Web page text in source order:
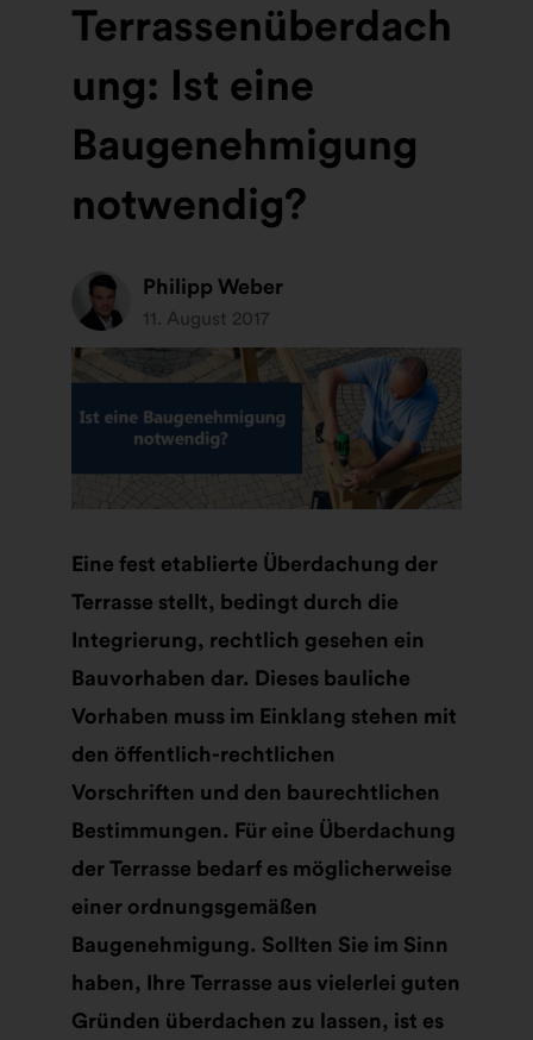
Terrassenüberdach
ung: Ist eine
Baugenehmigung
notwendig?
Philipp Weber
11. August 2017
Eine fest etablierte Überdachung der
Terrasse stellt, bedingt durch die
Integrierung, rechtlich gesehen ein
Bauvorhaben dar. Dieses bauliche
Vorhaben muss im Einklang stehen mit
den öffentlich-rechtlichen
Vorschriften und den baurechtlichen
Bestimmungen. Für eine Überdachung
der Terrasse bedarf es möglicherweise
einer ordnungsgemäßen
Baugenehmigung. Sollten Sie im Sinn
haben, Ihre Terrasse aus vielerlei guten
Gründen überdachen zu lassen, ist es